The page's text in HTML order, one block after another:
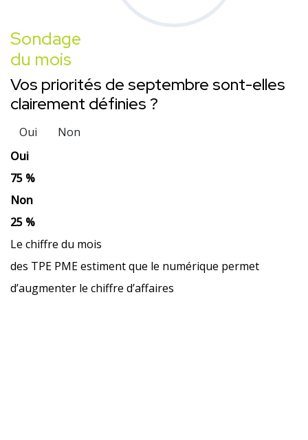
Sondage
du mois
Vos priorités de septembre sont-elles
clairement définies ?
Oui
Non
Oui
75 %
Non
25 %
Le chiffre du mois
des TPE PME estiment que le numérique permet
d’augmenter le chiffre d’affaires